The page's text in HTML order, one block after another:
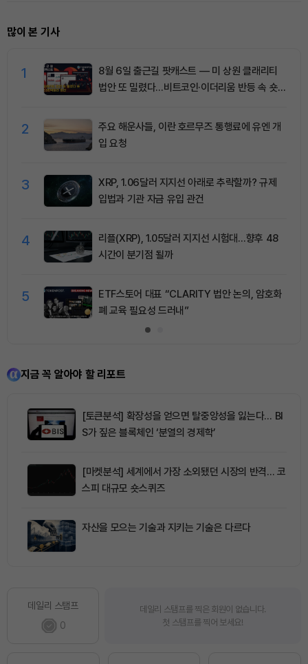
많이 본 기사
1
8월 6일 출근길 팟캐스트 — 미 상원 클래리티
법안 또 밀렸다…비트코인·이더리움 반등 속 숏
2
주요 해운사들, 이란 호르무즈 통행료에 유엔 개
입 요청
3
XRP, 1.06달러 지지선 아래로 추락할까? 규제
입법과 기관 자금 유입 관건
4
리플(XRP), 1.05달러 지지선 시험대…향후 48
시간이 분기점 될까
5
ETF스토어 대표 “CLARITY 법안 논의, 암호화
폐 교육 필요성 드러내”
지금 꼭 알아야 할 리포트
[토큰분석] 확장성을 얻으면 탈중앙성을 잃는다… BI
S가 짚은 블록체인 ‘분열의 경제학’
[마켓분석] 세계에서 가장 소외됐던 시장의 반격… 코
스피 대규모 숏스퀴즈
자산을 모으는 기술과 지키는 기술은 다르다
데일리 스탬프
0
데일리 스탬프를 찍은 회원이 없습니다.
첫 스탬프를 찍어 보세요!